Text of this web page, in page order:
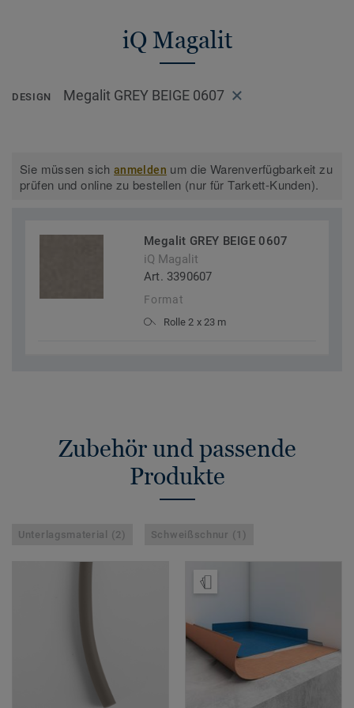
iQ Magalit
DESIGN Megalit GREY BEIGE 0607
Sie müssen sichanmelden um die Warenverfügbarkeit zu
prüfen und online zu bestellen (nur für Tarkett-Kunden).
Megalit GREY BEIGE 0607
iQ Magalit
Art. 3390607
Format
Rolle 2 x 23 m
Zubehör und passende
Produkte
Unterlagsmaterial (2) Schweißschnur (1)